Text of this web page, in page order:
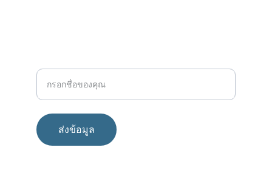
ส่งข้อมูล